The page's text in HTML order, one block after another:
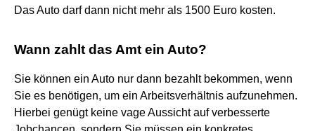
Das Auto darf dann nicht mehr als 1500 Euro kosten.
Wann zahlt das Amt ein Auto?
Sie können ein Auto nur dann bezahlt bekommen, wenn
Sie es benötigen, um ein Arbeitsverhältnis aufzunehmen.
Hierbei genügt keine vage Aussicht auf verbesserte